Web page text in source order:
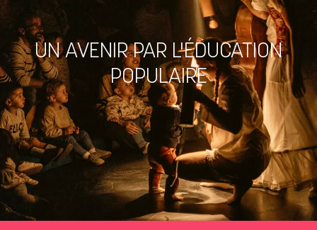
UN AVENIR PAR L'ÉDUCATION
POPULAIRE